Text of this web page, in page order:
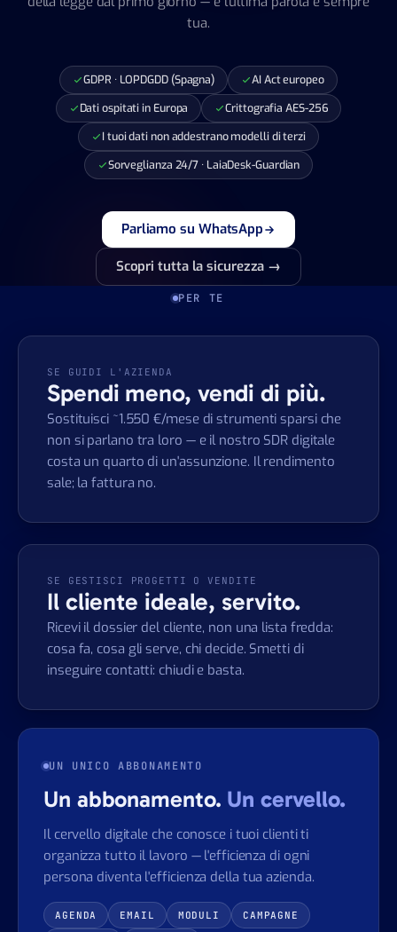
tua.
GDPR · LOPDGDD (Spagna)
AI Act europeo
Dati ospitati in Europa
Crittografia AES-256
I tuoi dati non addestrano modelli di terzi
Sorveglianza 24/7 · LaiaDesk-Guardian
Parliamo su WhatsApp
Scopri tutta la sicurezza →
PER TE
SE GUIDI L'AZIENDA
Spendi meno, vendi di più.
Sostituisci ~1.550 €/mese di strumenti sparsi che
non si parlano tra loro — e il nostro SDR digitale
costa un quarto di un'assunzione. Il rendimento
sale; la fattura no.
SE GESTISCI PROGETTI O VENDITE
Il cliente ideale, servito.
Ricevi il dossier del cliente, non una lista fredda:
cosa fa, cosa gli serve, chi decide. Smetti di
inseguire contatti: chiudi e basta.
UN UNICO ABBONAMENTO
Un abbonamento. Un cervello.
Il cervello digitale che conosce i tuoi clienti ti
organizza tutto il lavoro — l'efficienza di ogni
persona diventa l'efficienza della tua azienda.
AGENDA EMAIL MODULI CAMPAGNE